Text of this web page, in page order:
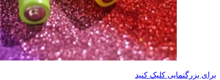
برای بزرگنمایی کلیک کنید